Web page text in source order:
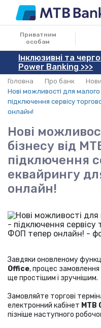
Приватним
особам
Інклюзивні та
Power Banking >>>
Головна Про банк
Нові можливості для
підключення сервісу
онлайн!
Нові
бізнесу від
підключення
еквайрингу
онлайн!
Завдяки оновленому
Office, процес замовлення
ще простішим і зручнішим.
Замовляйте торгові
електронний кабінет МТВ
пізніше наступного